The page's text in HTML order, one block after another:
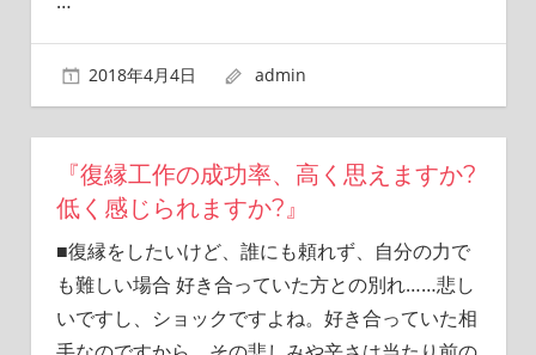
2018年4月4日 admin
『復縁工作の成功率、高く思えますか?
低く感じられますか?』
■復縁をしたいけど、誰にも頼れず、自分の力で
も難しい場合 好き合っていた方との別れ……悲し
いですし、ショックですよね。好き合っていた相